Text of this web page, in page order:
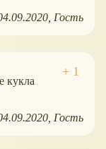
Гость
кукла
Гость